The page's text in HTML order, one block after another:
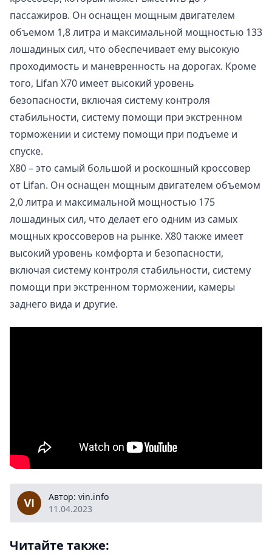
пассажиров. Он оснащен мощным двигателем
объемом 1,8 литра и максимальной мощностью 133
лошадиных сил, что обеспечивает ему высокую
проходимость и маневренность на дорогах. Кроме
того, Lifan X70 имеет высокий уровень
безопасности, включая систему контроля
стабильности, систему помощи при экстренном
торможении и систему помощи при подъеме и
спуске.
X80 – это самый большой и роскошный кроссовер
от Lifan. Он оснащен мощным двигателем объемом
2,0 литра и максимальной мощностью 175
лошадиных сил, что делает его одним из самых
мощных кроссоверов на рынке. X80 также имеет
высокий уровень комфорта и безопасности,
включая систему контроля стабильности, систему
помощи при экстренном торможении, камеры
заднего вида и другие.
vin.infoАвтор: vin.info
11.04.2023
Читайте также: